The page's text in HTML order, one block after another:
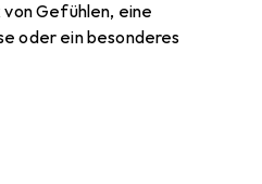
von Gefühlen, eine
oder ein besonderes